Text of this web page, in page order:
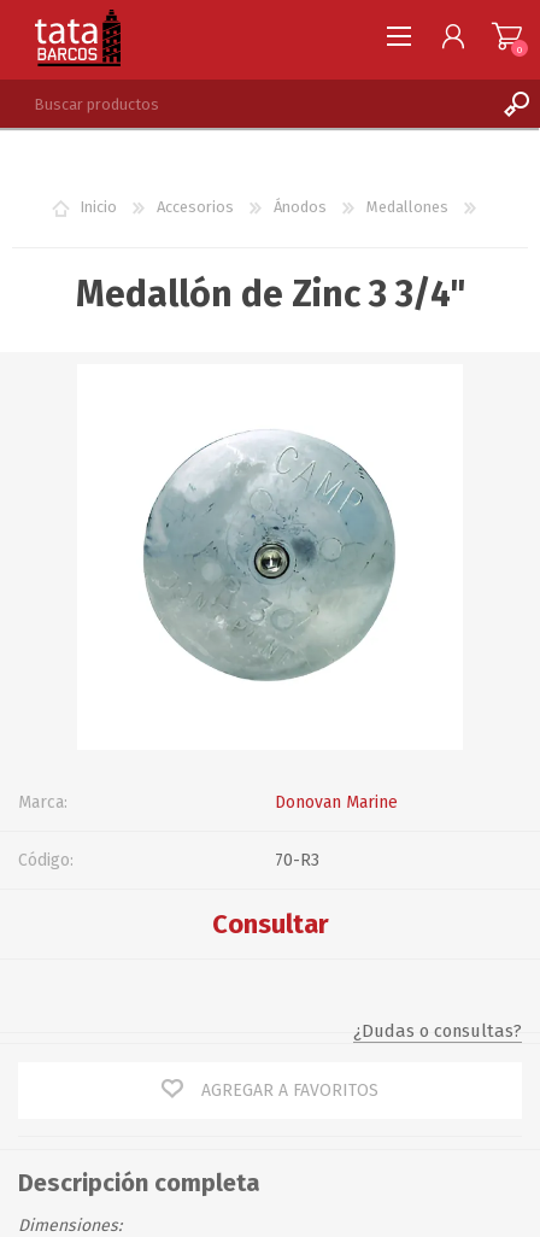
LISTA DE DESEOS
0
Inicio Accesorios Ánodos Medallones
Medallón de Zinc 3 3/4"
Marca: Donovan Marine
Código: 70-R3
Consultar
¿Dudas o consultas?
AGREGAR A FAVORITOS
Descripción completa
Dimensiones: